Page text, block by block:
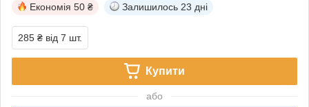
Економія 50 ₴ Залишилось 23 дні
285 ₴ від 7 шт.
Купити
або